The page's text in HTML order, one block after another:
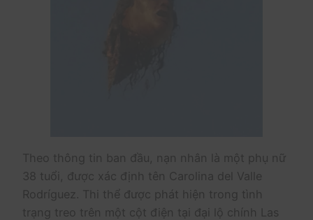
Theo thông tin ban đầu, nạn nhân là một phụ nữ
38 tuổi, được xác định tên Carolina del Valle
Rodríguez. Thi thể được phát hiện trong tình
trạng treo trên một cột điện tại đại lộ chính Las